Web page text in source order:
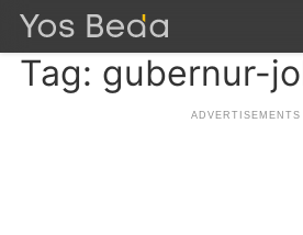
Tag: gubernur-